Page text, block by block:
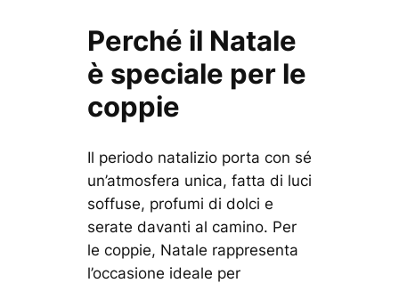
Perché il Natale
è speciale per le
coppie
Il periodo natalizio porta con sé
un’atmosfera unica, fatta di luci
soffuse, profumi di dolci e
serate davanti al camino. Per
le coppie, Natale rappresenta
l’occasione ideale per